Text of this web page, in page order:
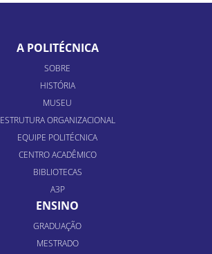
A POLITÉCNICA
SOBRE
HISTÓRIA
MUSEU
ESTRUTURA ORGANIZACIONAL
EQUIPE POLITÉCNICA
CENTRO ACADÊMICO
BIBLIOTECAS
A3P
ENSINO
GRADUAÇÃO
MESTRADO